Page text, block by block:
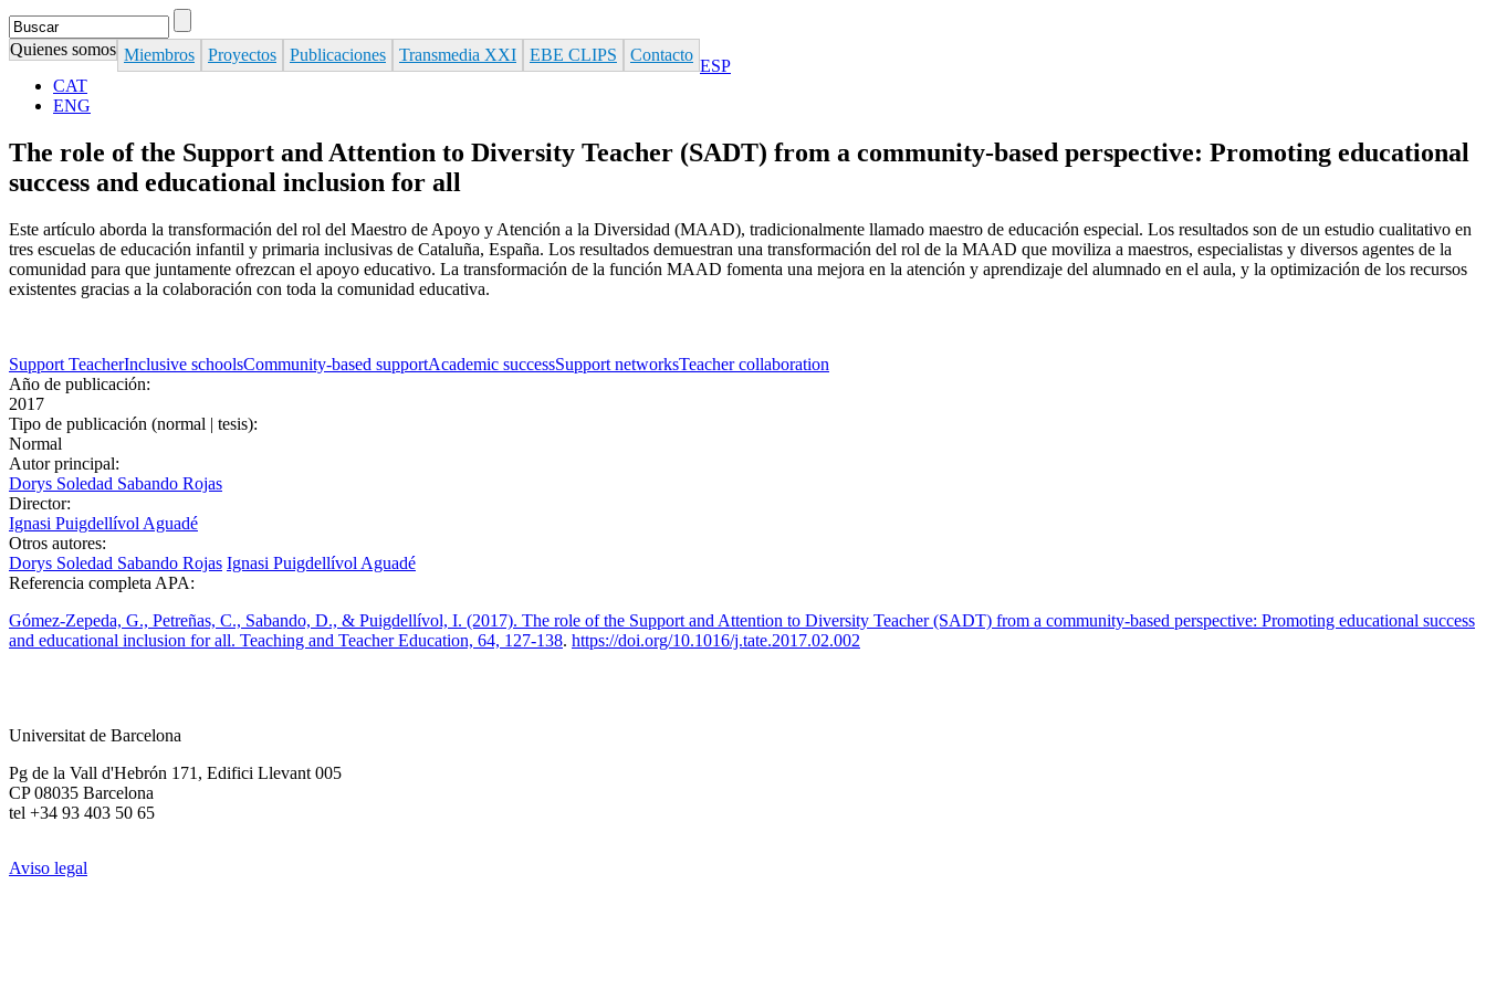
Formulario de búsqueda
Search
Quienes somos Miembros Proyectos Publicaciones Transmedia XXI EBE CLIPS Contacto
ESP
CAT
ENG
The role of the Support and Attention to Diversity Teacher (SADT) from a community-based perspective: Promoting educational
success and educational inclusion for all
Este artículo aborda la transformación del rol del Maestro de Apoyo y Atención a la Diversidad (MAAD), tradicionalmente llamado maestro de educación especial. Los resultados son de un estudio cualitativo en
tres escuelas de educación infantil y primaria inclusivas de Cataluña, España. Los resultados demuestran una transformación del rol de la MAAD que moviliza a maestros, especialistas y diversos agentes de la
comunidad para que juntamente ofrezcan el apoyo educativo. La transformación de la función MAAD fomenta una mejora en la atención y aprendizaje del alumnado en el aula, y la optimización de los recursos
existentes gracias a la colaboración con toda la comunidad educativa.
Support TeacherInclusive schoolsCommunity-based supportAcademic successSupport networksTeacher collaboration
Año de publicación:
2017
Tipo de publicación (normal | tesis):
Normal
Autor principal:
Dorys Soledad Sabando Rojas
Director:
Ignasi Puigdellívol Aguadé
Otros autores:
Dorys Soledad Sabando Rojas Ignasi Puigdellívol Aguadé
Referencia completa APA:
Gómez-Zepeda, G., Petreñas, C., Sabando, D., & Puigdellívol, I. (2017). The role of the Support and Attention to Diversity Teacher (SADT) from a community-based perspective: Promoting educational success
and educational inclusion for all. Teaching and Teacher Education, 64, 127-138. https://doi.org/10.1016/j.tate.2017.02.002
Universitat de Barcelona
Pg de la Vall d'Hebrón 171, Edifici Llevant 005
CP 08035 Barcelona
tel +34 93 403 50 65
Aviso legal